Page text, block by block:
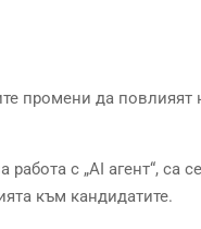
промени да повлияят
с „AI агент“, са се
към кандидатите.